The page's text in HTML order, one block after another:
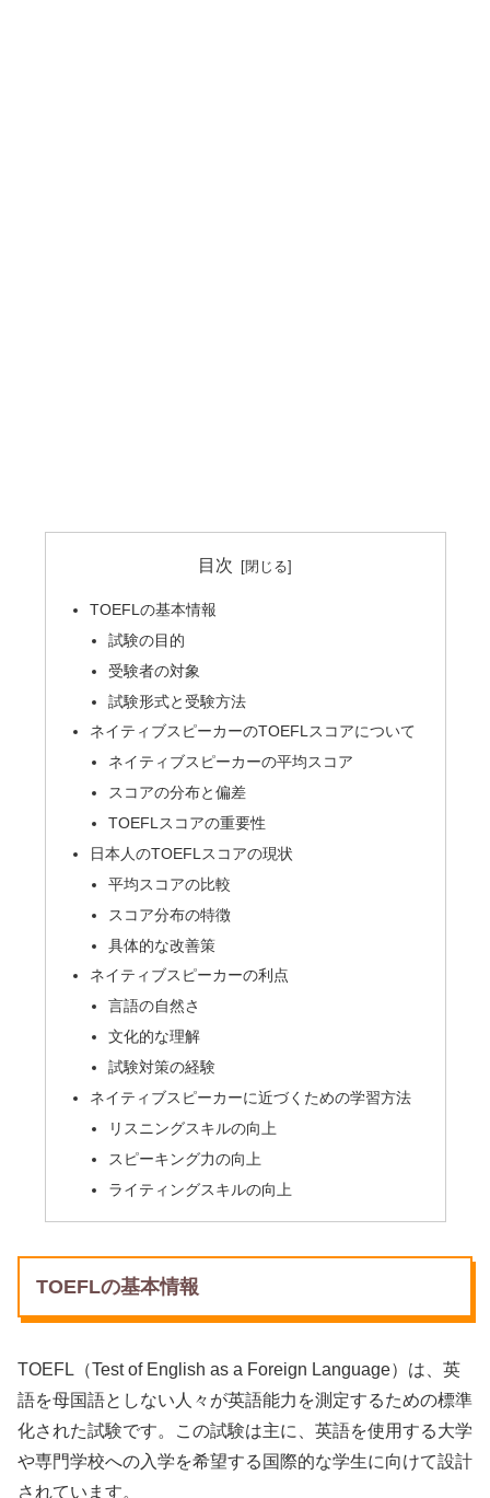
目次
TOEFLの基本情報
試験の目的
受験者の対象
試験形式と受験方法
ネイティブスピーカーのTOEFLスコアについて
ネイティブスピーカーの平均スコア
スコアの分布と偏差
TOEFLスコアの重要性
日本人のTOEFLスコアの現状
平均スコアの比較
スコア分布の特徴
具体的な改善策
ネイティブスピーカーの利点
言語の自然さ
文化的な理解
試験対策の経験
ネイティブスピーカーに近づくための学習方法
リスニングスキルの向上
スピーキング力の向上
ライティングスキルの向上
TOEFLの基本情報
TOEFL（Test of English as a Foreign Language）は、英
語を母国語としない人々が英語能力を測定するための標準
化された試験です。この試験は主に、英語を使用する大学
や専門学校への入学を希望する国際的な学生に向けて設計
されています。